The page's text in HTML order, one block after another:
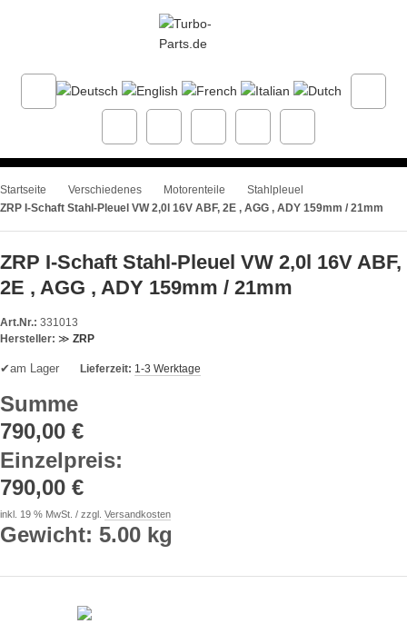
Startseite Verschiedenes Motorenteile
Stahlpleuel
ZRP I-Schaft Stahl-Pleuel VW 2,0l 16V ABF, 2E , AGG , ADY 159mm / 21mm
ZRP I-Schaft Stahl-Pleuel VW 2,0l 16V ABF,
2E , AGG , ADY 159mm / 21mm
Art.Nr.: 331013
Hersteller: ≫ ZRP
✔am Lager Lieferzeit: 1-3 Werktage
Summe
790,00 €
Einzelpreis:
790,00 €
inkl. 19 % MwSt. / zzgl. Versandkosten
Gewicht: 5.00 kg